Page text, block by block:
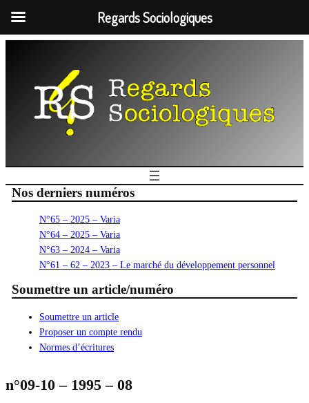
Nos derniers numéros
N°65 – 2025 – Varia
N°64 – 2025 – Varia
N°63 – 2024 – Varia
N°61 – 62 – 2023 – Le marché du développement personnel
Soumettre un article/numéro
Soumettre un article
Proposer un compte rendu
Normes d’écritures
n°09-10 – 1995 – 08
Regards Sociologiques